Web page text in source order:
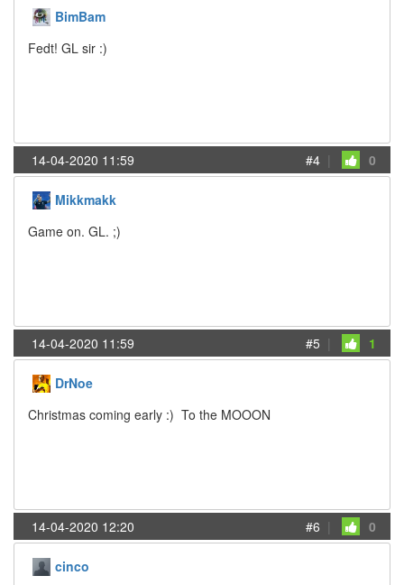
BimBam
Fedt! GL sir :)
14-04-2020 11:59 #4 | 0
Mikkmakk
Game on. GL. ;)
14-04-2020 11:59 #5 | 1
DrNoe
Christmas coming early :) To the MOOON
14-04-2020 12:20 #6 | 0
cinco